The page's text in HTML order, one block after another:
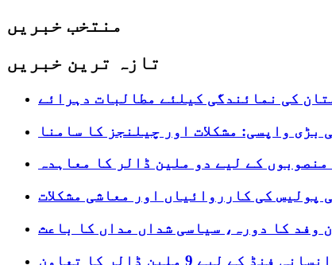
منتخب خبریں
تازہ ترین خبریں
کی نمائندگی کیلئے مطالبات دہرائے
بڑی واپسی: مشکلات اور چیلنجز کا سامنا
کے لیے دو ملین ڈالر کا معاہدہ
پولیس کی کارروائیاں اور معاشی مشکلات
وفد کا دورہ، سیاسی شداں مداں کا باعث
9 ملین ڈالر کا تعاون